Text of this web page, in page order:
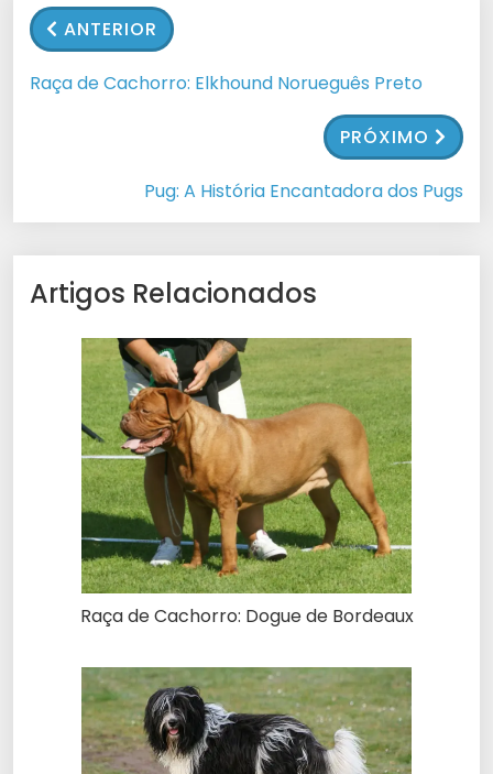
ANTERIOR
Raça de Cachorro: Elkhound Norueguês Preto
PRÓXIMO
Pug: A História Encantadora dos Pugs
Artigos Relacionados
Raça de Cachorro: Dogue de Bordeaux